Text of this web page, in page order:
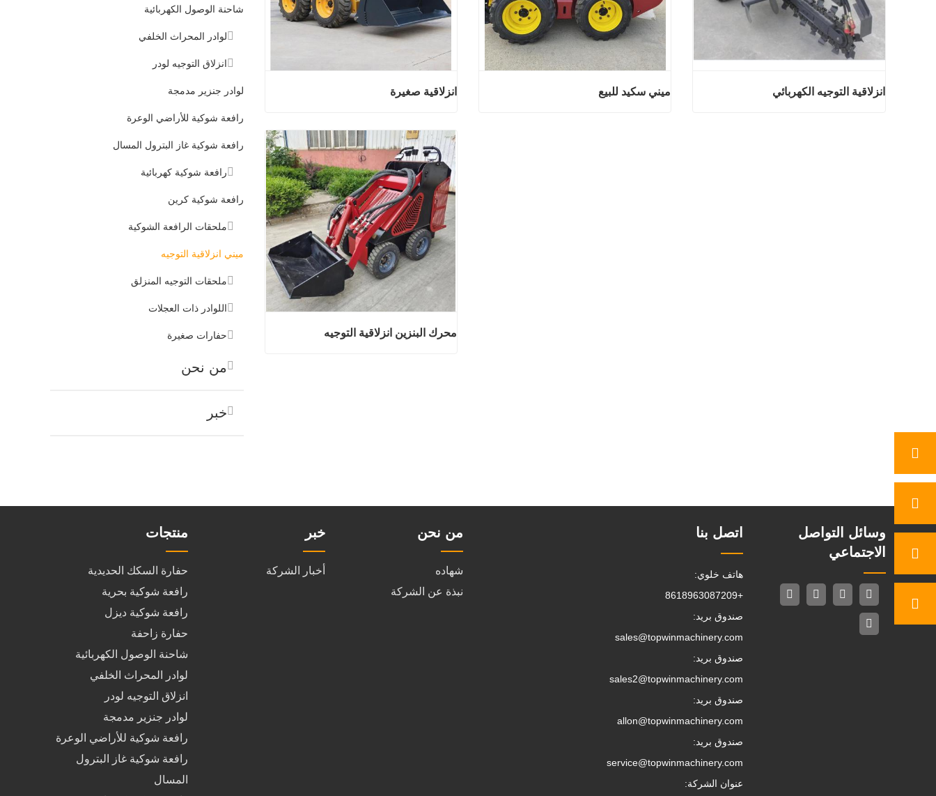
شاحنة الوصول الكهربائية
لوادر المحراث الخلفي
انزلاق التوجيه لودر
لوادر جنزير مدمجة
رافعة شوكية للأراضي الوعرة
رافعة شوكية غاز البترول المسال
رافعة شوكية كهربائية
رافعة شوكية كرين
ملحقات الرافعة الشوكية
ميني انزلاقية التوجيه
ملحقات التوجيه المنزلق
اللوادر ذات العجلات
حفارات صغيرة
من نحن
خبر
انزلاقية صغيرة
انزلاقية صغيرة
اتصل الان
ميني سكيد للبيع انزلاقية التوجيه الكهربائي
محرك البنزين انزلاقية التوجيه
منتجات
حفارة السكك الحديدية
رافعة شوكية بحرية
رافعة شوكية ديزل
حفارة زاحفة
شاحنة الوصول الكهربائية
لوادر المحراث الخلفي
انزلاق التوجيه لودر
لوادر جنزير مدمجة
رافعة شوكية للأراضي الوعرة
رافعة شوكية غاز البترول
المسال
خبر
أخبار الشركة
من نحن
شهاده
نبذة عن الشركة
اتصل بنا
هاتف خلوي:
+8618963087209
صندوق بريد:
sales@topwinmachinery.com
صندوق بريد:
sales2@topwinmachinery.com
صندوق بريد:
allon@topwinmachinery.com
صندوق بريد:
service@topwinmachinery.com
عنوان الشركة:
وسائل التواصل
الاجتماعي